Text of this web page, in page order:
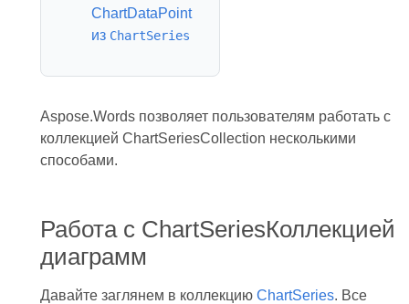
ChartDataPoint
из ChartSeries
Aspose.Words позволяет пользователям работать с
коллекцией ChartSeriesCollection несколькими
способами.
Работа с ChartSeriesКоллекцией
диаграмм
Давайте заглянем в коллекцию ChartSeries. Все